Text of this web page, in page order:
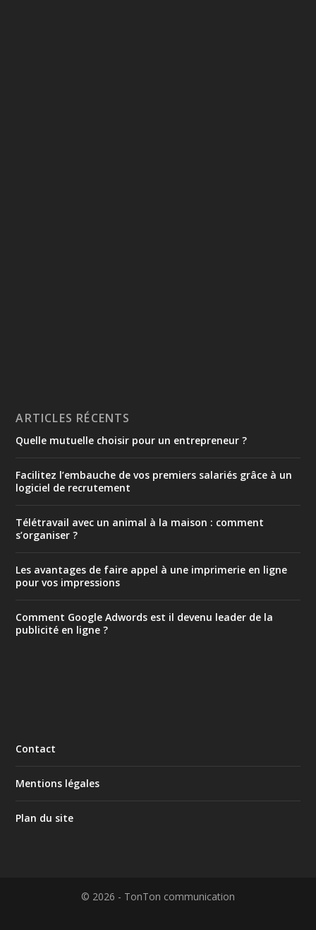
ARTICLES RÉCENTS
Quelle mutuelle choisir pour un entrepreneur ?
Facilitez l’embauche de vos premiers salariés grâce à un
logiciel de recrutement
Télétravail avec un animal à la maison : comment
s’organiser ?
Les avantages de faire appel à une imprimerie en ligne
pour vos impressions
Comment Google Adwords est il devenu leader de la
publicité en ligne ?
Contact
Mentions légales
Plan du site
© 2026 - TonTon communication